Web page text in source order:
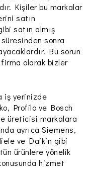
Kişiler bu markalar
satın
satın almış
sonra
Bu sorun
firma olarak bizler
iş yerinizde
Profilo ve Bosch
üreticisi markalara
ayrıca Siemens,
ve Daikin gibi
ürünlere yönelik
hizmet